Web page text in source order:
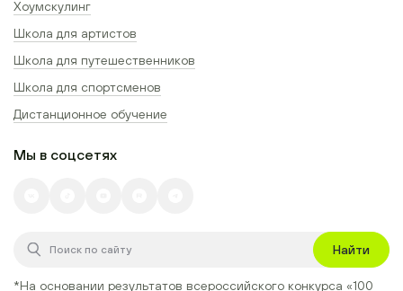
Хоумскулинг
Школа для артистов
Школа для путешественников
Школа для спортсменов
Дистанционное обучение
Мы в соцсетях
Найти
*На основании результатов всероссийского конкурса «100